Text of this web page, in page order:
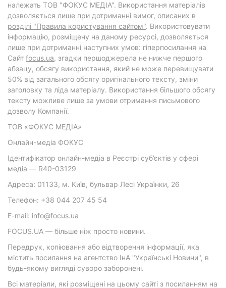
належать ТОВ "ФОКУС МЕДІА". Використання матеріалів
дозволяється лише при дотриманні вимог, описаних в
розділі "Правила користування сайтом". Використовувати
інформацію, розміщену на даному ресурсі, дозволяється
лише при дотриманні наступних умов: гіперпосилання на
Cайт focus.ua, згадки першоджерела не нижче першого
абзацу, обсягу використання, який не може перевищувати
50% від загального обсягу оригінального тексту, зміни
заголовку та ліда матеріалу. Використання більшого обсягу
тексту можливе лише за умови отримання письмового
дозволу Компанії.
ТОВ «ФОКУС МЕДІА»
Онлайн-медіа ФОКУС
Ідентифікатор онлайн-медіа в Реєстрі суб’єктів у сфері
медіа — R40-03129
Адреса: 01133, м. Київ, бульвар Лесі Українки, 26
Телефон: +38 044 207 45 54
E-mail: info@focus.ua
FOCUS.UA — більше ніж просто новини.
Передрук, копіювання або відтворення інформації, яка
містить посилання на агентство ІнА "Українські Новини", в
будь-якому вигляді суворо заборонені.
Всі матеріали, які розміщені на цьому сайті з посиланням на